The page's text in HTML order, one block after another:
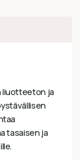
liuotteeton ja
tasaisen ja